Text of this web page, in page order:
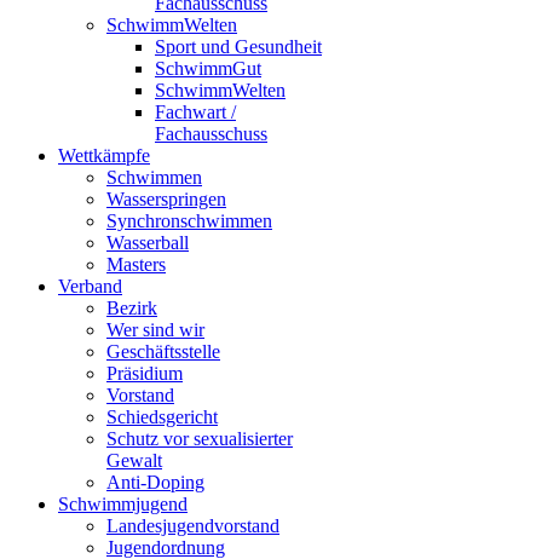
SchwimmWelten
Sport und Gesundheit
SchwimmGut
SchwimmWelten
Fachwart /
Fachausschuss
Wettkämpfe
Schwimmen
Wasserspringen
Synchronschwimmen
Wasserball
Masters
Verband
Bezirk
Wer sind wir
Geschäftsstelle
Präsidium
Vorstand
Schiedsgericht
Schutz vor sexualisierter
Gewalt
Anti-Doping
Schwimmjugend
Landesjugendvorstand
Jugendordnung